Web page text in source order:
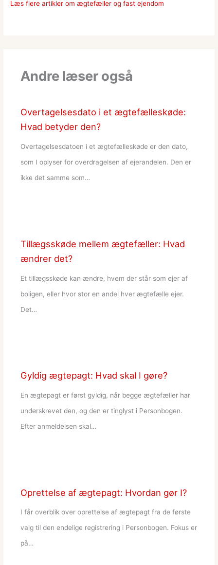
Læs flere artikler om ægtefæller og fast ejendom
Andre læser også
Overtagelsesdato i et ægtefælleskøde:
Hvad betyder den?
Overtagelsesdatoen i et ægtefælleskøde er den dato,
som I oplyser for overdragelsen af ejerandelen. Den er
ikke det samme som…
Tillægsskøde mellem ægtefæller: Hvad
ændrer det?
Et tillægsskøde kan ændre, hvem der står som ejer af
boligen, eller hvor stor en andel hver ægtefælle ejer.
Det…
Gyldig ægtepagt: Hvad skal I gøre?
En ægtepagt er først gyldig, når begge ægtefæller har
underskrevet den, og den er tinglyst i Personbogen.
Efter anmeldelsen skal…
Oprettelse af ægtepagt: Hvordan gør I?
I får overblik over oprettelse af ægtepagt fra de første
valg til den endelige registrering i Personbogen. Fokus er
på…